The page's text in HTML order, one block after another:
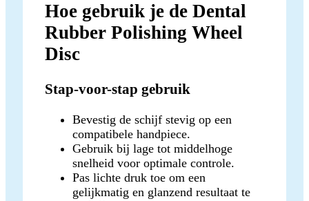
Hoe gebruik je de Dental
Rubber Polishing Wheel
Disc
Stap-voor-stap gebruik
Bevestig de schijf stevig op een
compatibele handpiece.
Gebruik bij lage tot middelhoge
snelheid voor optimale controle.
Pas lichte druk toe om een
gelijkmatig en glanzend resultaat te